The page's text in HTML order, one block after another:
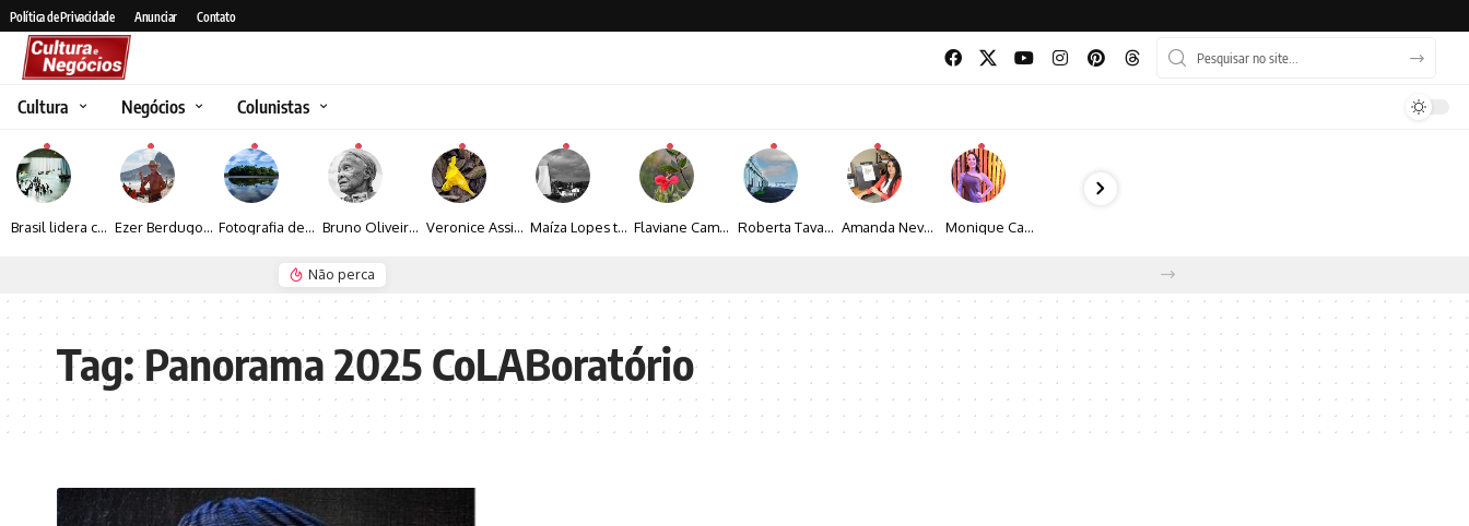
Política de Privacidade Anunciar Contato
Cultura Negócios Colunistas
Brasil lidera crescimento entre os 15 maiores mercados globais de viagens corporativas Ezer Berdugo transforma experiências multiculturais e memórias em narrativas visuais por meio da fotografia Fotografia de Fátima Carlini transforma paisagens naturais em experiências de contemplação Bruno Oliveira retrata o cotidiano urbano por meio da fotografia em preto e branco Veronice Assini Saes transforma a natureza em fotografias marcadas pela sensibilidade Maíza Lopes transforma cultura popular baiana em narrativas fotográficas Flaviane Campos transforma natureza, espiritualidade e sensibilidade em narrativas fotográficas Roberta Tavares transforma a fotografia em obras de arte marcadas pela sensibilidade e sofisticação Amanda Neves transforma a beleza da natureza em obras realistas repletas de sensibilidade Monique Camacho é homenageada no Prêmio Gênios da Atualidade 2026
Não perca
Tag:Panorama 2025 CoLABoratório